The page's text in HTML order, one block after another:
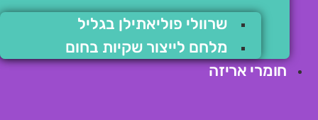
שרוולי פוליאתילן בגליל
מלחם לייצור שקיות בחום
חומרי אריזה